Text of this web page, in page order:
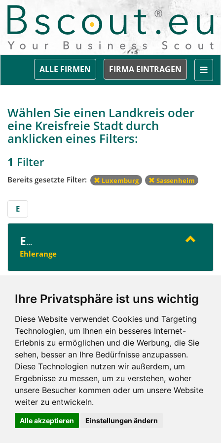
Ihre Privatsphäre ist uns wichtig
Diese Website verwendet Cookies und Targeting
Technologien, um Ihnen ein besseres Internet-
Erlebnis zu ermöglichen und die Werbung, die Sie
sehen, besser an Ihre Bedürfnisse anzupassen.
Diese Technologien nutzen wir außerdem, um
Ergebnisse zu messen, um zu verstehen, woher
unsere Besucher kommen oder um unsere Website
weiter zu entwickeln.
Alle akzeptieren Einstellungen ändern
FIRMA EINTRAGEN
ALLE FIRMEN
Wählen Sie einen Landkreis oder
eine Kreisfreie Stadt durch
anklicken eines Filters:
1 Filter
Bereits gesetzte Filter: Luxemburg Sassenheim
E
E...
Ehlerange
E
Impressum und mehr